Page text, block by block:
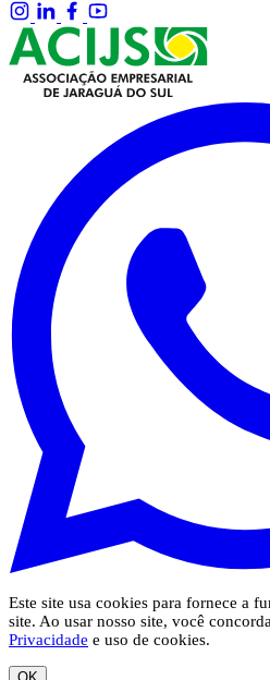
Este site usa cookies para fornece a
site. Ao usar nosso site, você
Privacidade e uso de cookies.